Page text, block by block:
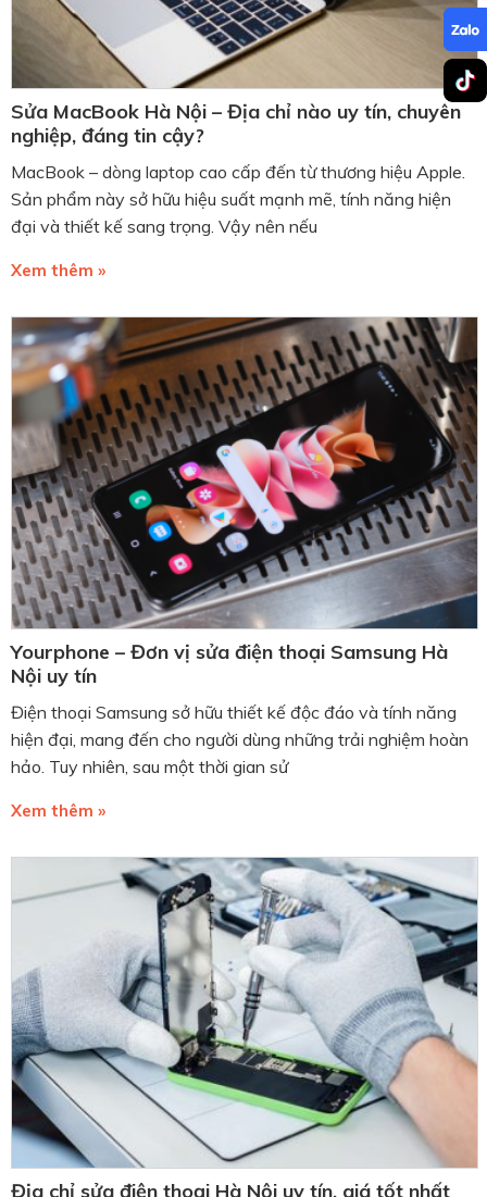
Sửa MacBook Hà Nội – Địa chỉ nào uy tín, chuyên
nghiệp, đáng tin cậy?
MacBook – dòng laptop cao cấp đến từ thương hiệu Apple.
Sản phẩm này sở hữu hiệu suất mạnh mẽ, tính năng hiện
đại và thiết kế sang trọng. Vậy nên nếu
Xem thêm »
Yourphone – Đơn vị sửa điện thoại Samsung Hà
Nội uy tín
Điện thoại Samsung sở hữu thiết kế độc đáo và tính năng
hiện đại, mang đến cho người dùng những trải nghiệm hoàn
hảo. Tuy nhiên, sau một thời gian sử
Xem thêm »
Địa chỉ sửa điện thoại Hà Nội uy tín, giá tốt nhất